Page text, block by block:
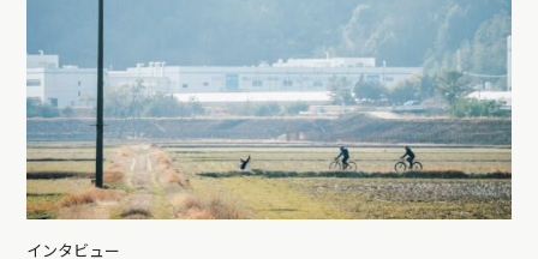
インタビュー